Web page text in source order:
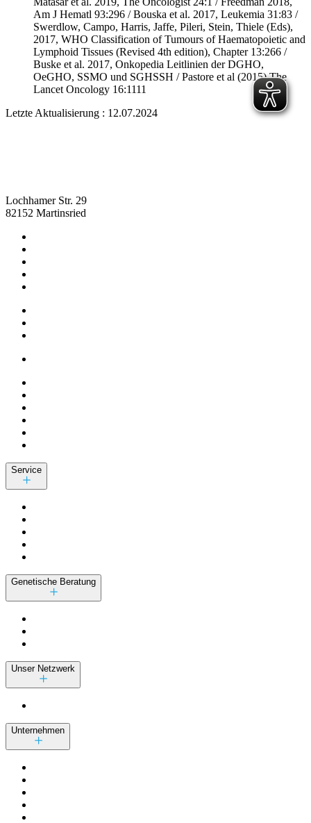
Am J Hematl 93:296 / Bouska et al. 2017, Leukemia 31:83 /
Swerdlow, Campo, Harris, Jaffe, Pileri, Stein, Thiele (Eds),
2017, WHO Classification of Tumours of Haematopoietic and
Lymphoid Tissues (Re­vised 4th edition), Chapter 13:266 /
Buske et al. 2017, Onkopedia Leitlinien der DGHO,
OeGHO, SSMO und SGHSSH / Pastore et al (2015) The
Lancet Oncology 16:1111
Letzte Aktualisierung : 12.07.2024
Lochhamer Str. 29
82152 Martinsried
Service
Genetische Beratung
Unser Netzwerk
Unternehmen